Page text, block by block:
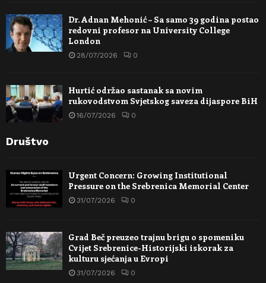
Dr. Adnan Mehonić – Sa samo 39 godina postao
redovni profesor na University College
London
28/07/2026 0
Hurtić održao sastanak sa novim
rukovodstvom Svjetskog saveza dijaspore BiH
16/07/2026 0
Društvo
Urgent Concern: Growing Institutional
Pressure on the Srebrenica Memorial Center
31/07/2026 0
Grad Beč preuzeo trajnu brigu o spomeniku
Cvijet Srebrenice-Historijski iskorak za
kulturu sjećanja u Evropi
31/07/2026 0